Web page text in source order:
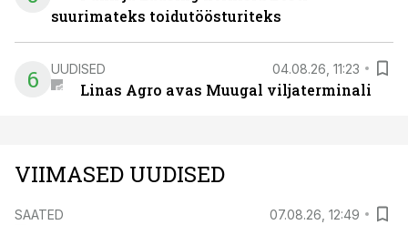
suurimateks toidutöösturiteks
6 UUDISED 04.08.26, 11:23
Linas Agro avas Muugal viljaterminali
VIIMASED UUDISED
SAATED 07.08.26, 12:49